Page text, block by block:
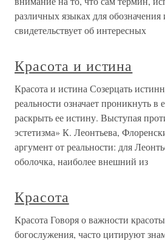
различных языках для
свидетельствует об интересных
Красота и истина
Красота и истина Созерцать
реальности означает проникнуть в
раскрыть ее истину. Выступая
эстетизма» К. Леонтьева,
аргумент от реальности: для
оболочка, наиболее внешний из
Красота
Красота Говоря о важности
богослужения, часто цитируют